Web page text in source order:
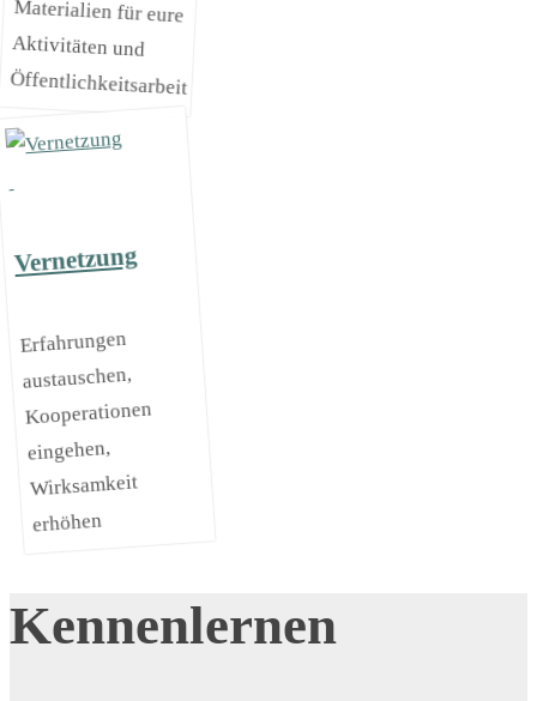
Öffentlichkeitsarbeit
Vernetzung
Erfahrungen
austauschen,
Kooperationen
eingehen,
Wirksamkeit
erhöhen
Kennenlernen